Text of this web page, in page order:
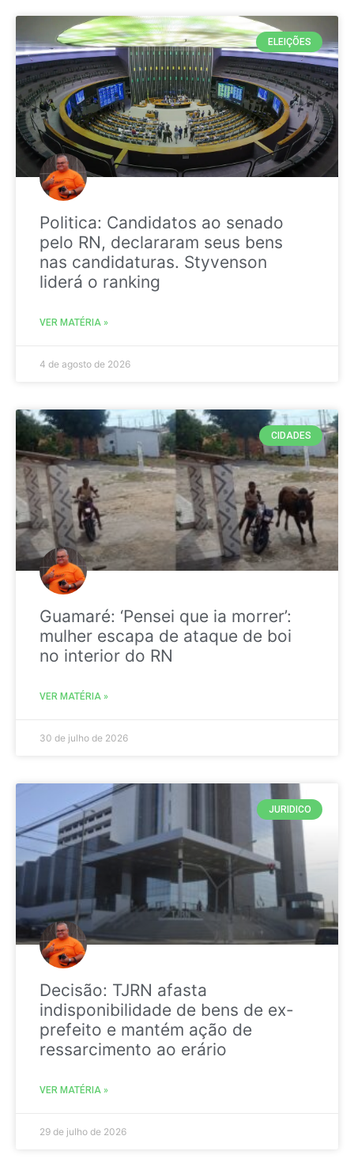
ELEIÇÕES
Politica: Candidatos ao senado
pelo RN, declararam seus bens
nas candidaturas. Styvenson
liderá o ranking
VER MATÉRIA »
4 de agosto de 2026
CIDADES
Guamaré: ‘Pensei que ia morrer’:
mulher escapa de ataque de boi
no interior do RN
VER MATÉRIA »
30 de julho de 2026
JURIDICO
Decisão: TJRN afasta
indisponibilidade de bens de ex-
prefeito e mantém ação de
ressarcimento ao erário
VER MATÉRIA »
29 de julho de 2026